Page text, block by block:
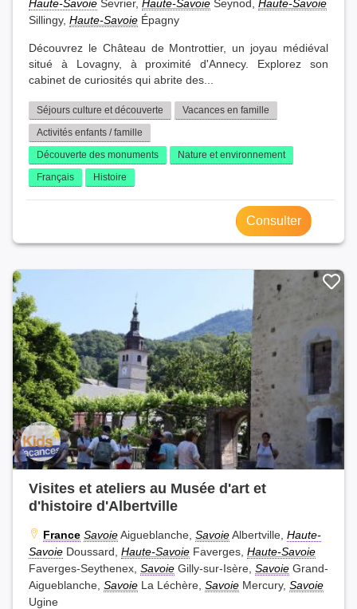
Haute-Savoie Sevrier, Haute-Savoie Seynod, Haute-Savoie
Sillingy, Haute-Savoie Épagny
Découvrez le Château de Montrottier, un joyau médiéval
situé à Lovagny, à proximité d'Annecy. Explorez son
cabinet de curiosités qui abrite des...
Séjours culture et découverte
Vacances en famille
Activités enfants / famille
Découverte des monuments
Nature et environnement
Français
Histoire
Consulter
Visites et ateliers au Musée d'art et
d'histoire d'Albertville
France SavoieAigueblanche, SavoieAlbertville, Haute-
Savoie Doussard, Haute-Savoie Faverges, Haute-Savoie
Faverges-Seythenex, Savoie Gilly-sur-Isère, Savoie Grand-
Aigueblanche, Savoie La Léchère, Savoie Mercury, Savoie
Ugine